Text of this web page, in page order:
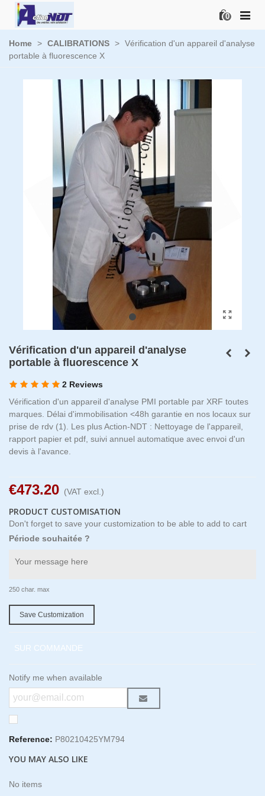
0
Home > CALIBRATIONS > Vérification d'un appareil d'analyse
portable à fluorescence X
Vérification d'un appareil d'analyse
portable à fluorescence X
2 Reviews
Vérification d'un appareil d'analyse PMI portable par XRF toutes
marques. Délai d'immobilisation <48h garantie en nos locaux sur
prise de rdv (1). Les plus Action-NDT : Nettoyage de l'appareil,
rapport papier et pdf, suivi annuel automatique avec envoi d'un
devis à l'avance.
€473.20 (VAT excl.)
PRODUCT CUSTOMISATION
Don't forget to save your customization to be able to add to cart
Période souhaitée ?
250 char. max
Save Customization
SUR COMMANDE
Notify me when available
Reference: P80210425YM794
YOU MAY ALSO LIKE
No items